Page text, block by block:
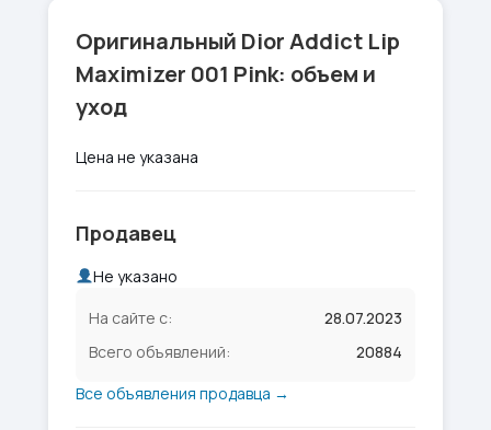
Оригинальный Dior Addict Lip
Maximizer 001 Pink: объем и
уход
Цена не указана
Продавец
Не указано
На сайте с:
28.07.2023
Всего объявлений:
20884
Все объявления продавца →